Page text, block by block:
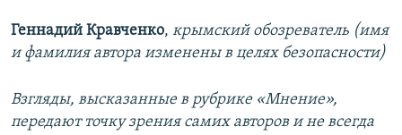
Геннадий Кравченко, крымский обозреватель (имя
и фамилия автора изменены в целях безопасности)
Взгляды, высказанные в рубрике «Мнение»,
передают точку зрения самих авторов и не всегда